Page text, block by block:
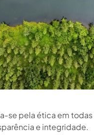
se pela ética em
e integridade.